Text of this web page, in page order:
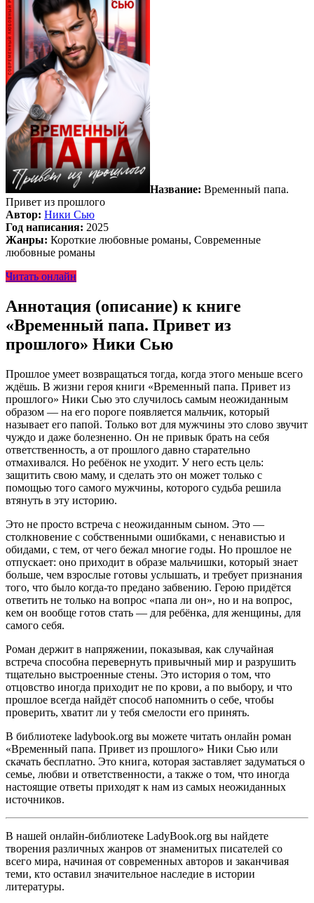
Название: Временный папа.
Привет из прошлого
Автор: Ники Сью
Год написания: 2025
Жанры: Короткие любовные романы, Современные
любовные романы
Читать онлайн
Аннотация (описание) к книге
«Временный папа. Привет из
прошлого» Ники Сью
Прошлое умеет возвращаться тогда, когда этого меньше всего
ждёшь. В жизни героя книги «Временный папа. Привет из
прошлого» Ники Сью это случилось самым неожиданным
образом — на его пороге появляется мальчик, который
называет его папой. Только вот для мужчины это слово звучит
чуждо и даже болезненно. Он не привык брать на себя
ответственность, а от прошлого давно старательно
отмахивался. Но ребёнок не уходит. У него есть цель:
защитить свою маму, и сделать это он может только с
помощью того самого мужчины, которого судьба решила
втянуть в эту историю.
Это не просто встреча с неожиданным сыном. Это —
столкновение с собственными ошибками, с ненавистью и
обидами, с тем, от чего бежал многие годы. Но прошлое не
отпускает: оно приходит в образе мальчишки, который знает
больше, чем взрослые готовы услышать, и требует признания
того, что было когда-то предано забвению. Герою придётся
ответить не только на вопрос «папа ли он», но и на вопрос,
кем он вообще готов стать — для ребёнка, для женщины, для
самого себя.
Роман держит в напряжении, показывая, как случайная
встреча способна перевернуть привычный мир и разрушить
тщательно выстроенные стены. Это история о том, что
отцовство иногда приходит не по крови, а по выбору, и что
прошлое всегда найдёт способ напомнить о себе, чтобы
проверить, хватит ли у тебя смелости его принять.
В библиотеке ladybook.org вы можете читать онлайн роман
«Временный папа. Привет из прошлого» Ники Сью или
скачать бесплатно. Это книга, которая заставляет задуматься о
семье, любви и ответственности, а также о том, что иногда
настоящие ответы приходят к нам из самых неожиданных
источников.
В нашей онлайн-библиотеке LadyBook.org вы найдете
творения различных жанров от знаменитых писателей со
всего мира, начиная от современных авторов и заканчивая
теми, кто оставил значительное наследие в истории
литературы.